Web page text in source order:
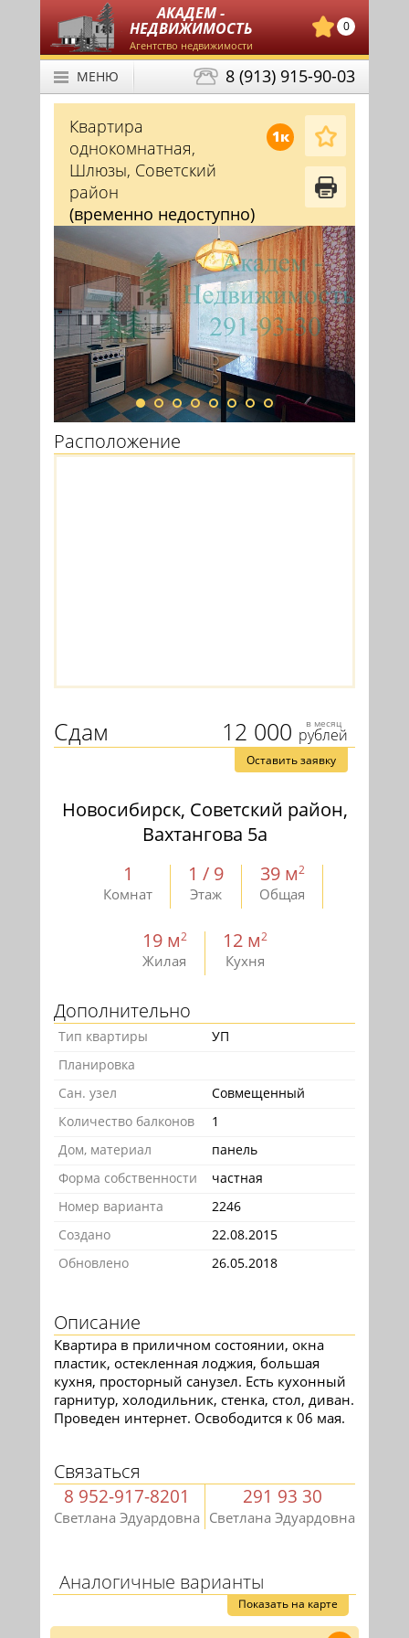
АКАДЕМ -
НЕДВИЖИМОСТЬ
Агентство недвижимости
0
8 (913) 915-90-03
МЕНЮ
1к
Квартира
однокомнатная,
Шлюзы, Советский
район
(временно недоступно)
Расположение
12 000 в месяц
рублей
Сдам
Оставить заявку
Новосибирск, Советский район,
Вахтангова 5а
1
Комнат
1 / 9
Этаж
39 м2
Общая
19 м2
Жилая
12 м2
Кухня
Дополнительно
Тип квартиры
УП
Планировка
Сан. узел
Совмещенный
Количество балконов
1
Дом, материал
панель
Форма собственности
частная
Номер варианта
2246
Создано
22.08.2015
Обновлено
26.05.2018
Описание
Квартира в приличном состоянии, окна
пластик, остекленная лоджия, большая
кухня, просторный санузел. Есть кухонный
гарнитур, холодильник, стенка, стол, диван.
Проведен интернет. Освободится к 06 мая.
Связаться
8 952-917-8201
Светлана Эдуардовна
291 93 30
Светлана Эдуардовна
Аналогичные варианты
Показать на карте